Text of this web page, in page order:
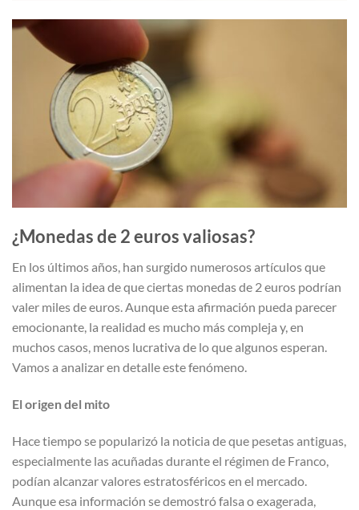
¿Monedas de 2 euros valiosas?
En los últimos años, han surgido numerosos artículos que
alimentan la idea de que ciertas monedas de 2 euros podrían
valer miles de euros. Aunque esta afirmación pueda parecer
emocionante, la realidad es mucho más compleja y, en
muchos casos, menos lucrativa de lo que algunos esperan.
Vamos a analizar en detalle este fenómeno.
El origen del mito
Hace tiempo se popularizó la noticia de que pesetas antiguas,
especialmente las acuñadas durante el régimen de Franco,
podían alcanzar valores estratosféricos en el mercado.
Aunque esa información se demostró falsa o exagerada,